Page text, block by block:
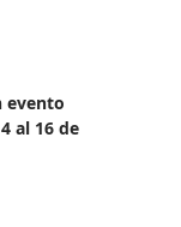
evento
al 16 de